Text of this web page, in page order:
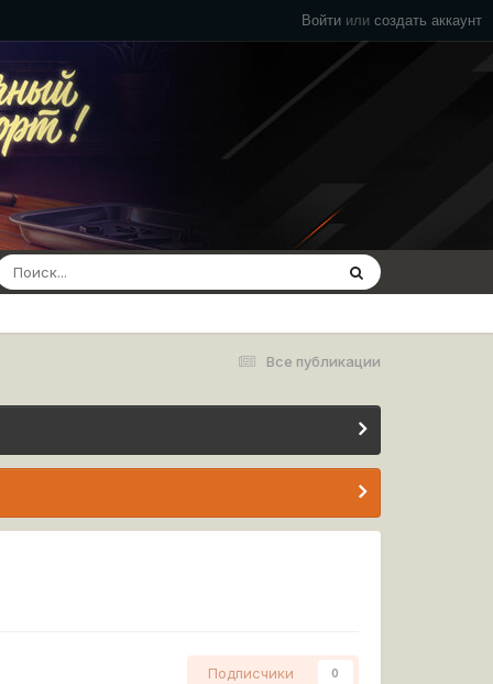
Войти или создать аккаунт
Все публикации
Подписчики 0